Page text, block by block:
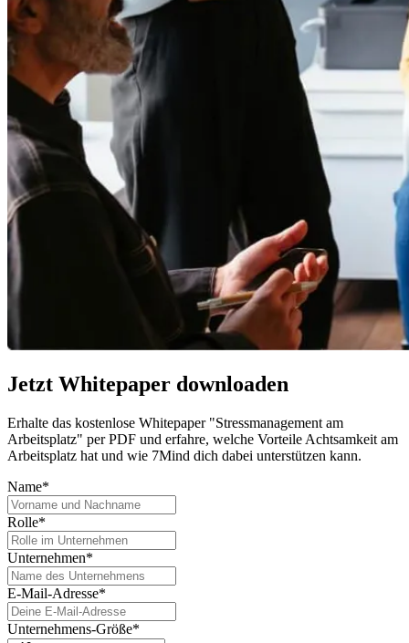
Jetzt Whitepaper downloaden
Erhalte das kostenlose Whitepaper "Stressmanagement am
Arbeitsplatz" per PDF und erfahre, welche Vorteile Achtsamkeit am
Arbeitsplatz hat und wie 7Mind dich dabei unterstützen kann.
Name*
Rolle*
Unternehmen*
E-Mail-Adresse*
Unternehmens-Größe*